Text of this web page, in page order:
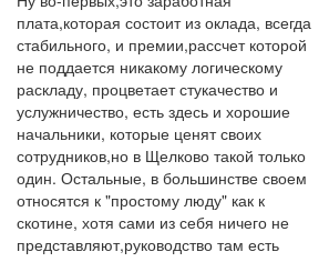
плата,которая состоит из оклада, всегда
стабильного, и премии,рассчет которой
не поддается никакому логическому
раскладу, процветает стукачество и
услужничество, есть здесь и хорошие
начальники, которые ценят своих
сотрудников,но в Щелково такой только
один. Остальные, в большинстве своем
относятся к "простому люду" как к
скотине, хотя сами из себя ничего не
представляют,руководство там есть